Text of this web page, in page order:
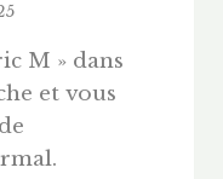
M » dans
et vous